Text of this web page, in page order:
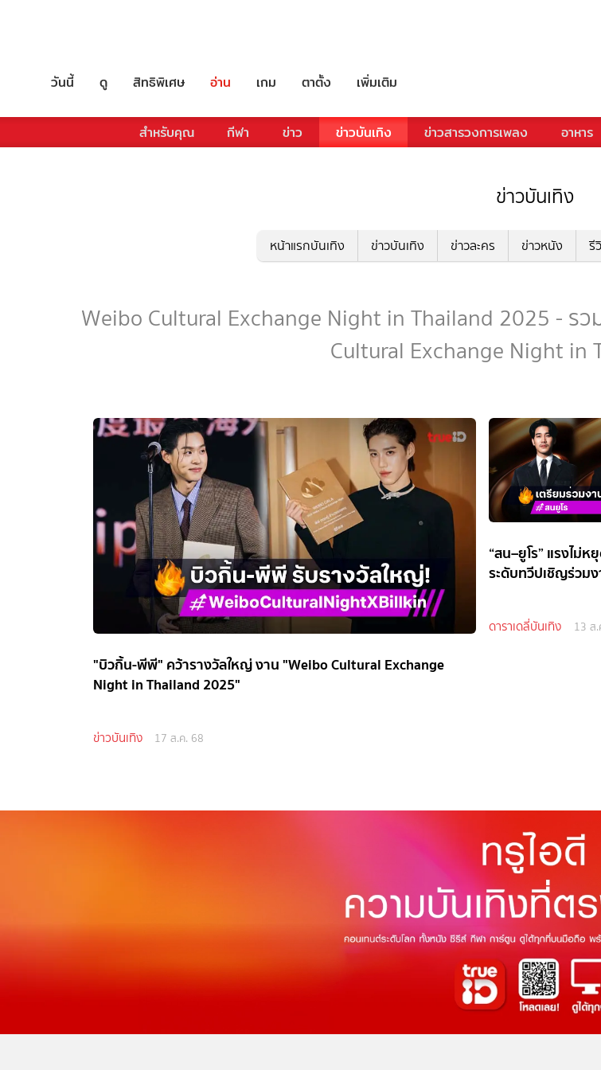
วันนี้ ดู สิทธิพิเศษ อ่าน เกม ตาตั้ง เพิ่มเติม
สำหรับคุณ กีฬา ข่าว ข่าวบันเทิง ข่าวสารวงการเพลง อาหาร
ข่าวบันเทิง
หน้าแรกบันเทิง ข่าวบันเทิง ข่าวละคร ข่าวหนัง รี
Weibo Cultural Exchange Night in Thailand 2025 - ร
Cultural Exchange Night in
"บิวกิ้น-พีพี" คว้ารางวัลใหญ่ งาน "Weibo Cultural Exchange
Night in Thailand 2025"
ข่าวบันเทิง 17 ส.ค. 68
“สน–ยูโร” แรงไม่ห
ระดับทวีปเชิญร่วม
ดาราเดลี่บันเทิง 13 ส